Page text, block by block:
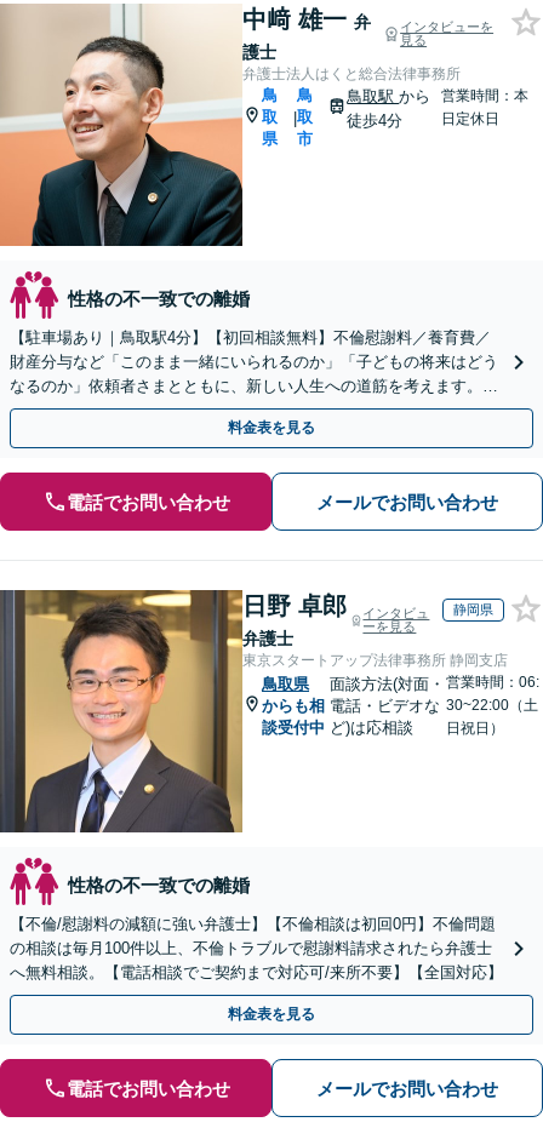
中﨑 雄一 弁
護士
インタビューを
見る
弁護士法人はくと総合法律事務所
鳥
取
県
|
鳥
取
市
鳥取駅から
徒歩4分
営業時間：本
日定休日
性格の不一致での離婚
【駐車場あり｜鳥取駅4分】【初回相談無料】不倫慰謝料／養育費／
財産分与など「このまま一緒にいられるのか」「子どもの将来はどう
なるのか」依頼者さまとともに、新しい人生への道筋を考えます。離
婚後の生活基盤の安定まで視野に入れたアドバイス。
料金表を見る
電話でお問い合わせ メールでお問い合わせ
日野 卓郎
弁護士
インタビュ
ーを見る
静岡県
東京スタートアップ法律事務所 静岡支店
鳥取県
からも相
談受付中
面談方法(対面・
電話・ビデオな
ど)は応相談
営業時間：06:
30~22:00（土
日祝日）
性格の不一致での離婚
【不倫/慰謝料の減額に強い弁護士】【不倫相談は初回0円】不倫問題
の相談は毎月100件以上、不倫トラブルで慰謝料請求されたら弁護士
へ無料相談。【電話相談でご契約まで対応可/来所不要】【全国対応】
料金表を見る
電話でお問い合わせ メールでお問い合わせ